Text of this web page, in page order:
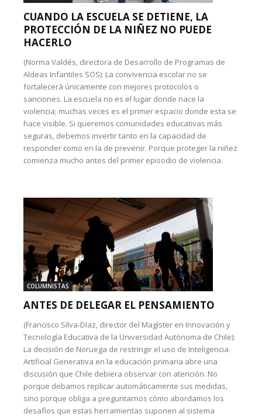
CUANDO LA ESCUELA SE DETIENE, LA
PROTECCIÓN DE LA NIÑEZ NO PUEDE
HACERLO
(Norma Valdés, directora de Desarrollo de Programas de
Aldeas Infantiles SOS): La convivencia escolar no se
fortalecerá únicamente con mejores protocolos o
sanciones. La escuela no es el lugar donde nace la
violencia; muchas veces es el primer espacio donde esta se
hace visible. Si queremos comunidades educativas más
seguras, debemos invertir tanto en la capacidad de
responder como en la de prevenir. Porque proteger la niñez
comienza mucho antes del primer episodio de violencia.
COLUMNISTAS
ANTES DE DELEGAR EL PENSAMIENTO
(Francisco Silva-Díaz, director del Magíster en Innovación y
Tecnología Educativa de la Universidad Autónoma de Chile):
La decisión de Noruega de restringir el uso de Inteligencia
Artificial Generativa en la educación primaria abre una
discusión que Chile debiera observar con atención. No
porque debamos replicar automáticamente sus medidas,
sino porque obliga a preguntarnos cómo abordamos los
desafíos que estas herramientas suponen al sistema